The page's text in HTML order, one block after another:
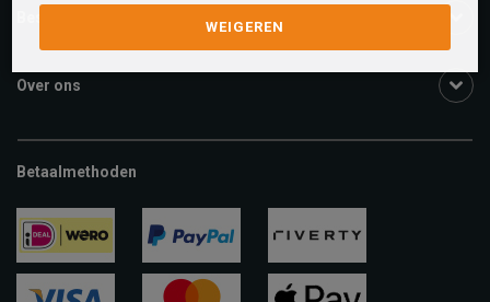
Over ons
Betaalmethoden
ideal paypal riverty
WEIGEREN